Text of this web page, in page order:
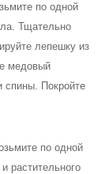
по одной
Тщательно
лепешку из
медовый
спины. Покройте
по одной
растительного